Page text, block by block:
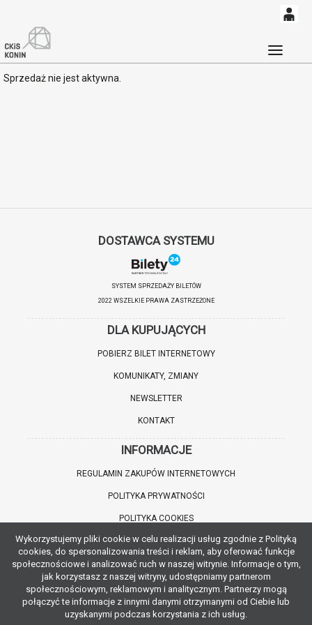
0,00
PLN
Sprzedaż nie jest aktywna.
DOSTAWCA SYSTEMU
SYSTEM SPRZEDAŻY BILETÓW
2022 WSZELKIE PRAWA ZASTRZEŻONE
DLA KUPUJĄCYCH
POBIERZ BILET INTERNETOWY
KOMUNIKATY, ZMIANY
NEWSLETTER
KONTAKT
INFORMACJE
REGULAMIN ZAKUPÓW INTERNETOWYCH
POLITYKA PRYWATNOŚCI
POLITYKA COOKIES
WARTO WIEDZIEĆ
INFORMACJE O ZNIŻKACH
JAK DOJECHAĆ
Wykorzystujemy pliki cookie w celu realizacji usług zgodnie z Polityką
cookies, do spersonalizowania treści i reklam, aby oferować funkcje
społecznościowe i analizować ruch w naszej witrynie. Informacje o tym,
jak korzystasz z naszej witryny, udostępniamy partnerom
społecznościowym, reklamowym i analitycznym. Partnerzy mogą
połączyć te informacje z innymi danymi otrzymanymi od Ciebie lub
uzyskanymi podczas korzystania z ich usług.